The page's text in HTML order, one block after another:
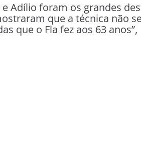
e Adílio foram os grandes
que a técnica não
que o Fla fez aos 63 anos”,